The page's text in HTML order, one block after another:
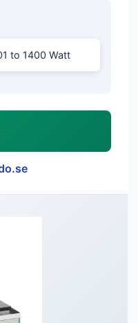
to 1400 Watt